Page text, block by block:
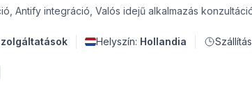
Antify integráció, Valós idejű alkalmazás
Helyszín: Hollandia